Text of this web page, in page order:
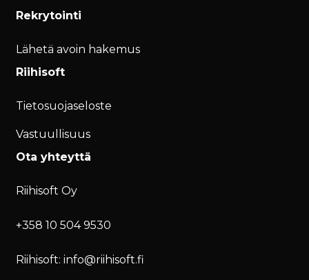
Rekrytointi
Lähetä avoin hakemus
Riihisoft
Tietosuojaseloste
Vastuullisuus
Ota yhteyttä
Riihisoft Oy
+358 10 504 9530
Riihisoft: info@riihisoft.fi